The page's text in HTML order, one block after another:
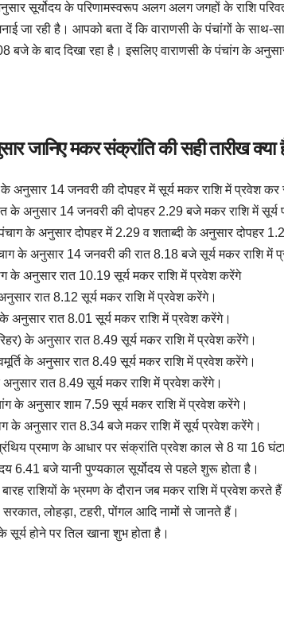
सूर्योदय के परिणामस्वरूप अलग अलग जगहों के राशि
जा रही है। आपको बता दें कि वाराणसी के पंचांगों के साथ-
बजे के बाद दिखा रहा है। इसलिए वाराणसी के पंचांग के
जानिए मकर संक्रांति की सही तारीख क्या
अनुसार 14 जनवरी की दोपहर में सूर्य मकर राशि में प्रवेश कर
के अनुसार 14 जनवरी की दोपहर 2.29 बजे मकर राशि में
के अनुसार दोपहर में 2.29 व शताब्दी के अनुसार दोपहर
के अनुसार 14 जनवरी की रात 8.18 बजे सूर्य मकर राशि में
के अनुसार रात 10.19 सूर्य मकर राशि में प्रवेश करेंगे
रात 8.12 सूर्य मकर राशि में प्रवेश करेंगे।
अनुसार रात 8.01 सूर्य मकर राशि में प्रवेश करेंगे।
के अनुसार रात 8.49 सूर्य मकर राशि में प्रवेश करेंगे।
के अनुसार रात 8.49 सूर्य मकर राशि में प्रवेश करेंगे।
अनुसार रात 8.49 सूर्य मकर राशि में प्रवेश करेंगे।
के अनुसार शाम 7.59 सूर्य मकर राशि में प्रवेश करेंगे।
के अनुसार रात 8.34 बजे मकर राशि में सूर्य प्रवेश करेंगे।
प्रमाण के आधार पर संक्रांति प्रवेश काल से 8 या 16
6.41 बजे यानी पुण्यकाल सूर्योदय से पहले शुरू होता है।
बारह राशियों के भ्रमण के दौरान जब मकर राशि में प्रवेश करते हैं
सरकात, लोहड़ा, टहरी, पोंगल आदि नामों से जानते हैं।
सूर्य होने पर तिल खाना शुभ होता है।